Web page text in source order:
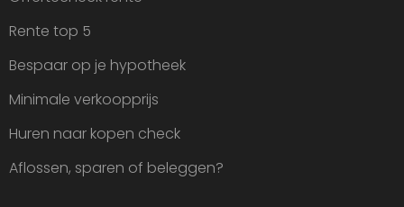
Rente top 5
Bespaar op je hypotheek
Minimale verkoopprijs
Huren naar kopen check
Aflossen, sparen of beleggen?